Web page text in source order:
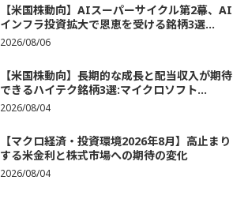
【米国株動向】AIスーパーサイクル第2幕、AI
インフラ投資拡大で恩恵を受ける銘柄3選...
2026/08/06
【米国株動向】長期的な成長と配当収入が期待
できるハイテク銘柄3選:マイクロソフト...
2026/08/04
【マクロ経済・投資環境2026年8月】高止まり
する米金利と株式市場への期待の変化
2026/08/04